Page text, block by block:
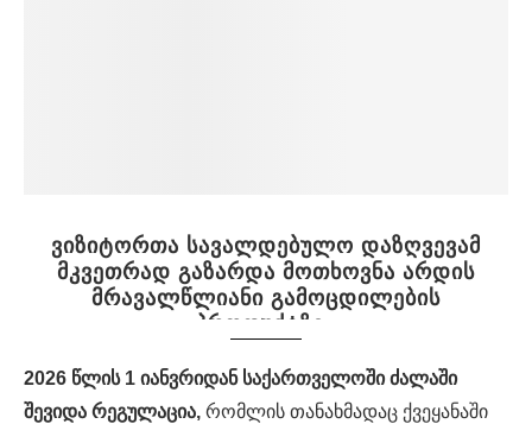
ვიზიტორთა სავალდებულო დაზღვევამ
მკვეთრად გაზარდა მოთხოვნა არდის
მრავალწლიანი გამოცდილების
პროდუქტზე
2026 წლის 1 იანვრიდან საქართველოში ძალაში
შევიდა რეგულაცია, რომლის თანახმადაც ქვეყანაში